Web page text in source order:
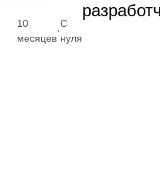
10
месяцев
·
С
нуля